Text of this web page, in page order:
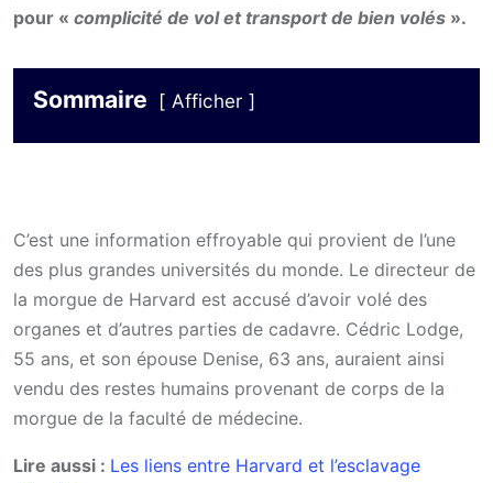
pour « complicité de vol et transport de bien volés ».
Sommaire Afficher
C’est une information effroyable qui provient de l’une
des plus grandes universités du monde. Le directeur de
la morgue de Harvard est accusé d’avoir volé des
organes et d’autres parties de cadavre. Cédric Lodge,
55 ans, et son épouse Denise, 63 ans, auraient ainsi
vendu des restes humains provenant de corps de la
morgue de la faculté de médecine.
Lire aussi : Les liens entre Harvard et l’esclavage